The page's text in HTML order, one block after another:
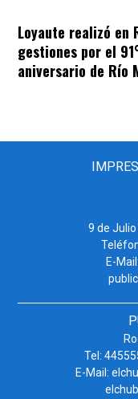
Loyaute realizó en
gestiones por el
aniversario de Río
9 de Julio
E-
Tel:
E-Mail: